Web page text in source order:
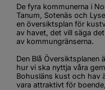
De fyra kommunerna i
Tanum, Sotenäs och
en översiktsplan för
av havet, det vill säga
av kommungränserna.
Den Blå Översiktsplanen
hur vi ska nyttja våra
Bohusläns kust och hav
vara attraktivt för